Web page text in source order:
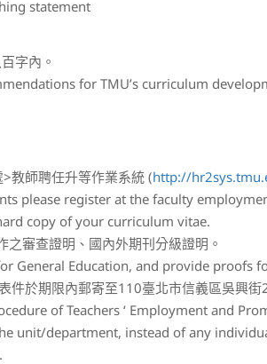
statement
字內。
for TMU’s curriculum
教師聘任升等作業系統 (http://
please register at the faculty
copy of your curriculum vitae.
審查證明、國內外期刊分級證明。
General Education, and provide proofs
件於期限內郵寄至110臺北市信義區吳興
of Teachers ‘ Employment and
unit/department, instead of any